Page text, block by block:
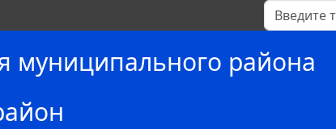
Поиск
муниципального района